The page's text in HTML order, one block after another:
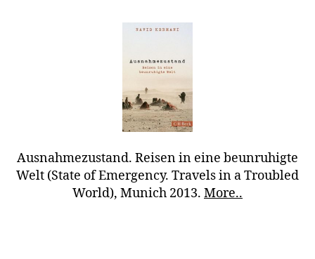
Ausnahmezustand. Reisen in eine beunruhigte
Welt (State of Emergency. Travels in a Troubled
World), Munich 2013. More..